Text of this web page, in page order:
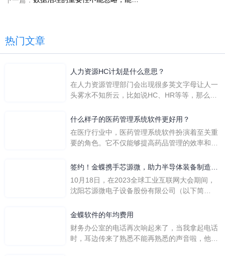
热门文章
人力资源HC计划是什么意思？
在人力资源管理部门会出现很多英文字母让人一
头雾水不知所云，比如说HC、HR等等，那么它
么呢？
什么样子的医药管理系统软件更好用？
在医疗行业中，医药管理系统软件扮演着至关重
要的角色。它不仅能够提高药品管理的效率和准
一个好用的医药管理系统软件应具备以下特点。
地进行操作。 复杂的
签约！金蝶携手芯源微，助力半导体装备制造领
先企业迈向世界
10月18日，在2023全球工业互联网大会期间，
沈阳芯源微电子设备股份有限公司（以下简
下简称“金蝶”）在辽宁沈阳签署战略合作协议。
营管控平台，从而实现公司产研一体化、业财一
体化，提升公司整体业务水平。
金蝶软件的年均费用
财务办公室的电话再次响起来了，当我拿起电话
时，耳边传来了熟悉不能再熟悉的声音啦，他就